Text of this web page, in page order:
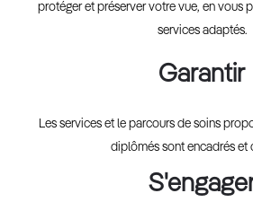
protéger et préserver votre vue, en vous
services adaptés.
Garantir
Les services et le parcours de soins
diplômés sont encadrés et